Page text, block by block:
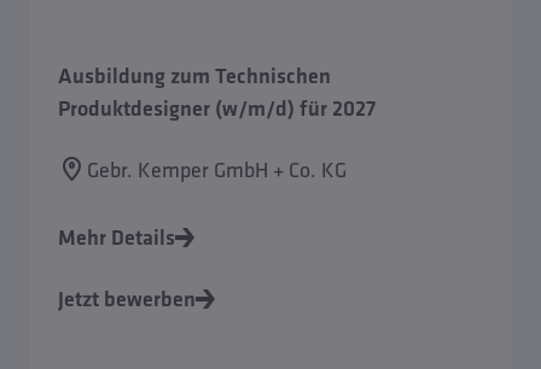
Ausbildung zum Technischen
Produktdesigner (w/m/d) für 2027
Gebr. Kemper GmbH + Co. KG
Mehr Details
Jetzt bewerben